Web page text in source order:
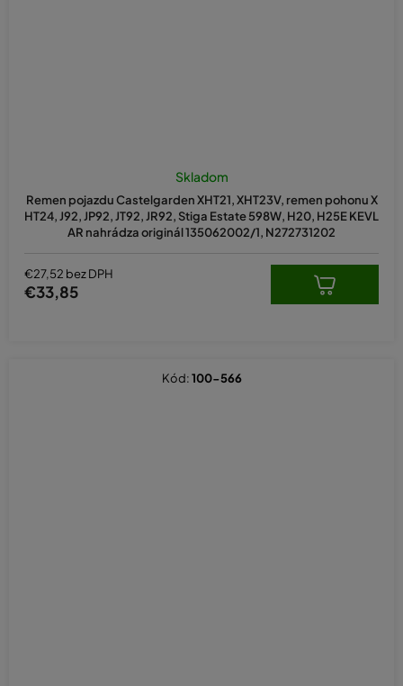
Remen pojazdu Castelgarden XHT21, XHT23V, remen pohonu X
HT24, J92, JP92, JT92, JR92, Stiga Estate 598W, H20, H25E KEVL
AR nahrádza originál 135062002/1, N272731202
Skladom
€27,52 bez DPH
€33,85
Kód:100-566